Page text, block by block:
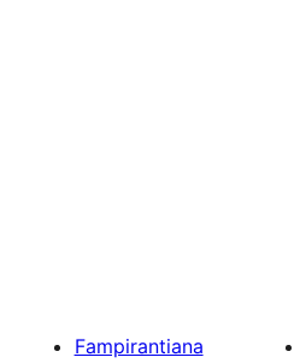
Fampirantiana